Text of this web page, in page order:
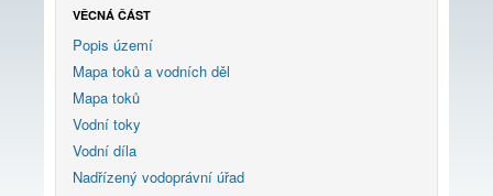
VĚCNÁ ČÁST
Popis území
Mapa toků a vodních děl
Mapa toků
Vodní toky
Vodní díla
Nadřízený vodoprávní úřad